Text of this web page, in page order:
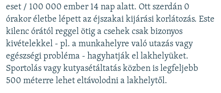
eset / 100 000 ember 14 nap alatt. Ott szerdán 0
órakor életbe lépett az éjszakai kijárási korlátozás. Este
kilenc órától reggel ötig a csehek csak bizonyos
kivételekkel - pl. a munkahelyre való utazás vagy
egészségi probléma - hagyhatják el lakhelyüket.
Sportolás vagy kutyasétáltatás közben is legfeljebb
500 méterre lehet eltávolodni a lakhelytől.